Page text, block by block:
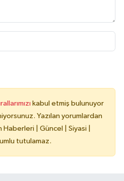
kabul etmiş bulunuyor
Yazılan yorumlardan
Haberleri | Güncel | Siyasi |
tutulamaz.